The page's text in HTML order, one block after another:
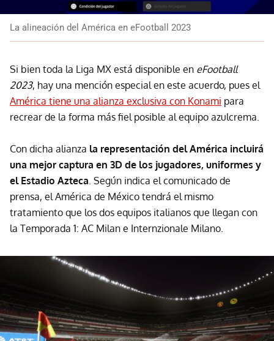
La alineación del América en eFootball 2023
Si bien toda la Liga MX está disponible en eFootball
2023, hay una mención especial en este acuerdo, pues el
América tiene una alianza exclusiva con Konami para
recrear de la forma más fiel posible al equipo azulcrema.
Con dicha alianza la representación del América incluirá
una mejor captura en 3D de los jugadores, uniformes y
el Estadio Azteca. Según indica el comunicado de
prensa, el América de México tendrá el mismo
tratamiento que los dos equipos italianos que llegan con
la Temporada 1: AC Milan e Internzionale Milano.